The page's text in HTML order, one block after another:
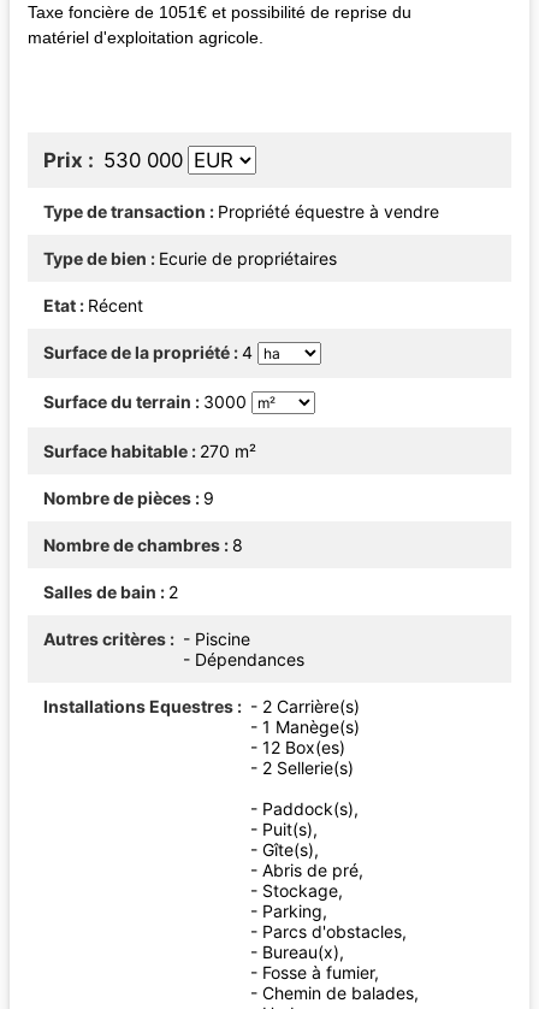
Taxe foncière de 1051€ et possibilité de reprise du
matériel d'exploitation agricole.
Prix 530 000
Type de transaction Propriété équestre à vendre
Type de bien Ecurie de propriétaires
Etat Récent
Surface de la propriété 4
Surface du terrain 3000
Surface habitable 270 m²
Nombre de pièces 9
Nombre de chambres 8
Salles de bain 2
Autres critères
- Piscine
- Dépendances
Installations Equestres
- 2 Carrière(s)
- 1 Manège(s)
- 12 Box(es)
- 2 Sellerie(s)
- Paddock(s),
- Puit(s),
- Gîte(s),
- Abris de pré,
- Stockage,
- Parking,
- Parcs d'obstacles,
- Bureau(x),
- Fosse à fumier,
- Chemin de balades,